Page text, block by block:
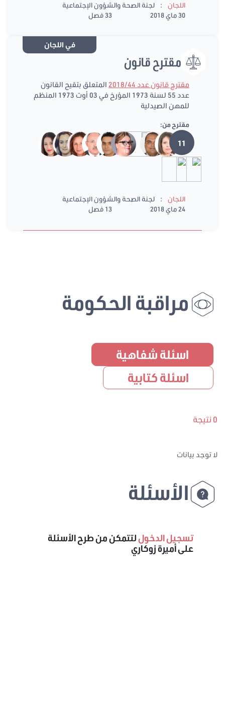
اللجان :
لجنة الصحة والشؤون الإجتماعية
30 ماي 2018
33 فصل
في اللجان
مقترح قانون
مقترح قانون عدد 2018/44
المتعلق بتقيح القانون
عدد 55 لسنة 1973 المؤرخ في 03 أوت 1973 المنظم
للمهن الصيدلية
مقترح من:
11
اللجان :
لجنة الصحة والشؤون الإجتماعية
24 ماي 2018
13 فصل
مراقبة الحكومة
اسئلة شفاهية
اسئلة كتابية
0 نتيجة
لا توجد بيانات
الأسئلة
تسجيل الدخوللتتمكن من طرح الأسئلة
على أميرة زوكاري